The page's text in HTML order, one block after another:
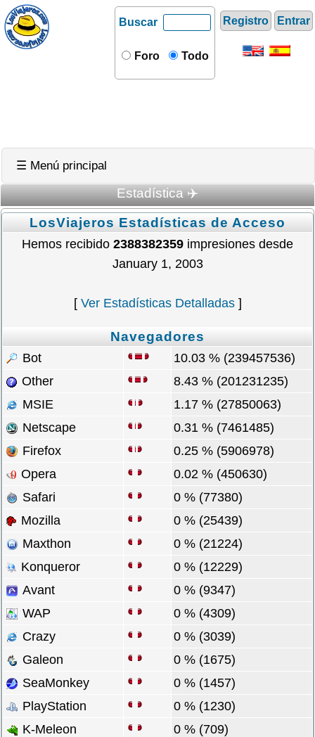
Registro Entrar
Buscar
Foro Todo
☰ Menú principal
Estadística ✈️
LosViajeros Estadísticas de Acceso
Hemos recibido 2388382359 impresiones desde
January 1, 2003
[ Ver Estadísticas Detalladas]
Navegadores
Bot
10.03 % (239457536)
Other
8.43 % (201231235)
MSIE
1.17 % (27850063)
Netscape
0.31 % (7461485)
Firefox
0.25 % (5906978)
Opera
0.02 % (450630)
Safari
0 % (77380)
Mozilla
0 % (25439)
Maxthon
0 % (21224)
Konqueror
0 % (12229)
Avant
0 % (9347)
WAP
0 % (4309)
Crazy
0 % (3039)
Galeon
0 % (1675)
SeaMonkey
0 % (1457)
PlayStation
0 % (1230)
K-Meleon
0 % (709)